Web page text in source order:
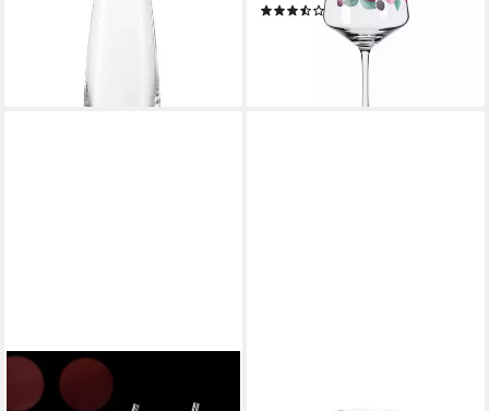
lieferbar - in 4-5 Werktagen bei dir (2)
ab 19,95 € UVP39,90 €
BOHEMIA CRISTAL
Glas